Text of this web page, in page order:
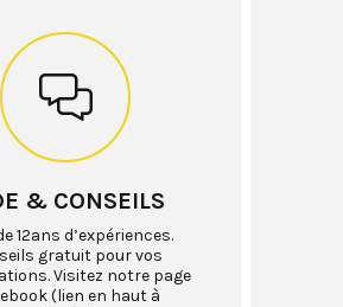
& CONSEILS
12ans d’expériences.
gratuit pour vos
Visitez notre page
(lien en haut à